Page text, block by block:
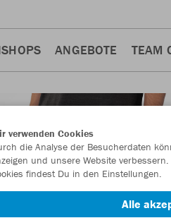
ANGEBOTE TEAM
verwenden Cookies
die Analyse der Besucherdaten
und unsere Website
findest Du in den Einstellungen.
Alle